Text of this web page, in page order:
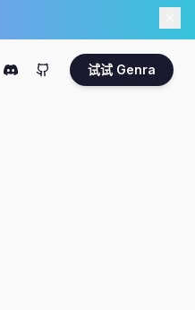
试试 Genra